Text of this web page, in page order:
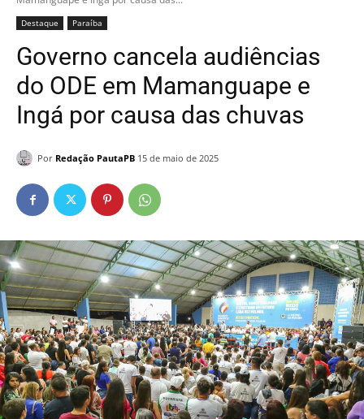
Destaque Paraí­ba
Governo cancela audiências
do ODE em Mamanguape e
Ingá por causa das chuvas
Por Redação PautaPB 15 de maio de 2025